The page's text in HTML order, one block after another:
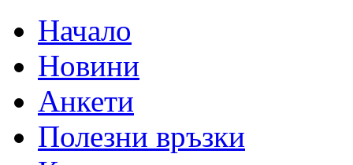
Начало
Новини
Анкети
Полезни връзки